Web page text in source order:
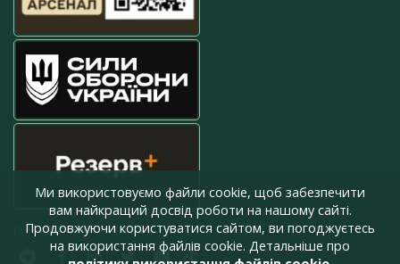
press@armyinform.com.ua
Ми використовуємо файли cookie, щоб забезпечити
вам найкращий досвід роботи на нашому сайті.
Продовжуючи користуватися сайтом, ви погоджуєтесь
на використання файлів cookie. Детальніше про